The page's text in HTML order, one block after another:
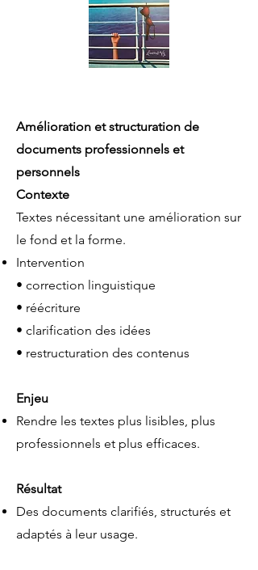
Amélioration et structuration de
documents professionnels et
personnels
Contexte
Textes nécessitant une amélioration sur
le fond et la forme.
Intervention
• correction linguistique
• réécriture
• clarification des idées
• restructuration des contenus
Enjeu
Rendre les textes plus lisibles, plus
professionnels et plus efficaces.
Résultat
Des documents clarifiés, structurés et
adaptés à leur usage.